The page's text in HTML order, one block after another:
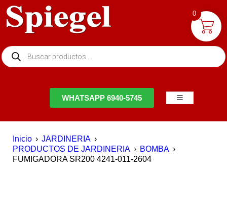
WHATSAPP 6940-5745
Inicio › JARDINERIA ›
PRODUCTOS DE JARDINERIA › BOMBA ›
FUMIGADORA SR200 4241-011-2604
0